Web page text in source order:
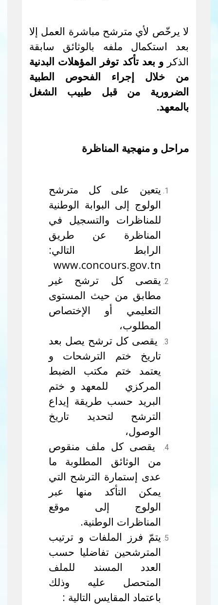
لا يرخّص لأي مترشح مباشرة العمل إلا
بعد استكمال ملفه بالوثائق سابقة
الذكرو بعد تأكد توفر المؤهلات البدنية
من خلال إجراء الفحوص الطبية
الضرورية من قبل طبيب الشغل
بالمعهد.
مراحل و منهجية المناظرة
يتعين على كل مترشح
الولوج إلى البوابة الوطنية
للمناظرات والتسجيل في
المناظرة عن طريق
الرابط التالي:
www.concours.gov.tn
يقصى كل ترشح غير
مطابق من حيث المستوى
التعليمي أو الإختصاص
المطلوب،
يقصى كل ترشح يصل بعد
تاريخ ختم الترشحات و
يعتمد ختم مكتب الضبط
المركزي للمعهد و ختم
البريد حسب طريقة إيداع
الترشح لتحديد تاريخ
الوصول،
يقصى كل ملف منقوص
من الوثائق المطلوبة ما
عدى إستمارة الترشح التي
يمكن التأكد منها عبر
الولوج إلى موقع
المناظرات الوطنية.
يتمّ فرز الملفات و ترتيب
المترشحين تفاضليا حسب
العدد المسند للملف
المتحصل عليه وذلك
باعتماد المقايس التالية :